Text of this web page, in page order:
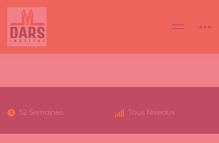
52 Semaines Tous Niveaux